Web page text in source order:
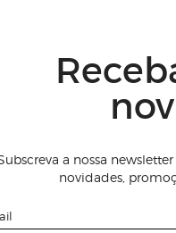
a nossa
novidades,